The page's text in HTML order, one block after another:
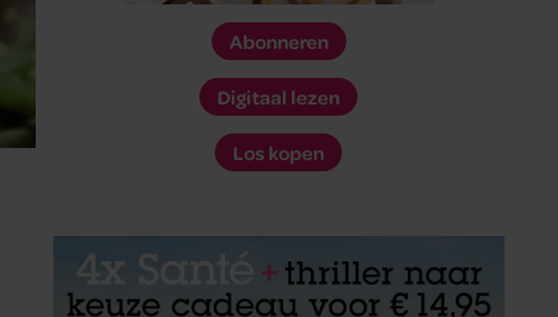
Abonneren
Digitaal lezen
Los kopen